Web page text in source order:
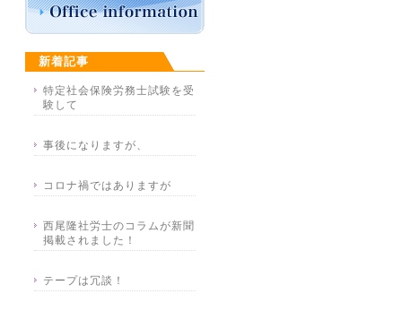
新着記事
特定社会保険労務士試験を受
験して
事後になりますが、
コロナ禍ではありますが
西尾隆社労士のコラムが新聞
掲載されました！
テープは冗談！